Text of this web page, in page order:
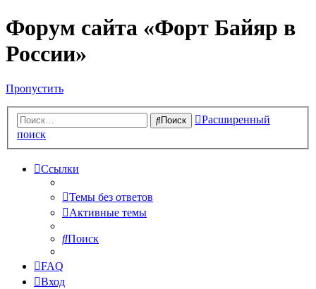
Форум сайта «Форт Байяр в
России»
Пропустить
Поиск
Расширенный
поиск
Ссылки
Темы без ответов
Активные темы
Поиск
FAQ
Вход